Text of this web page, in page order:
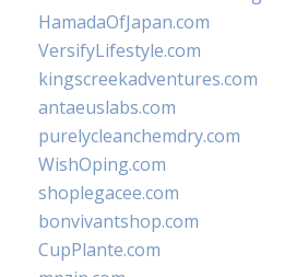
HamadaOfJapan.com
VersifyLifestyle.com
kingscreekadventures.com
antaeuslabs.com
purelycleanchemdry.com
WishOping.com
shoplegacee.com
bonvivantshop.com
CupPlante.com